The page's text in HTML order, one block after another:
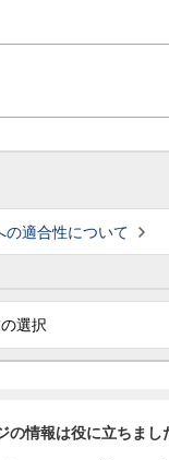
の適合性について
選択
の情報は役に立ちまし